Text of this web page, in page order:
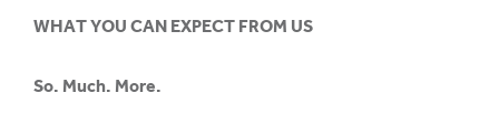
WHAT YOU CAN EXPECT FROM US
So. Much. More.